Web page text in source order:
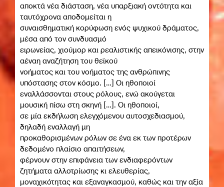
αποκτά νέα διάσταση, νέα υπαρξιακή οντότητα και
ταυτόχρονα αποδομείται η
συναισθηματική κορύφωση ενός ψυχικού δράματος,
μέσα από τον συνδυασμό
ειρωνείας, χιούμορ και ρεαλιστικής απεικόνισης, στην
αέναη αναζήτηση του θεϊκού
νοήματος και του νοήματος της ανθρώπινης
υπόστασης στον κόσμο. […] Οι ηθοποιοί
εναλλάσσονται στους ρόλους, ενώ ακούγεται
μουσική πίσω στη σκηνή […]. Οι ηθοποιοί,
σε μία εκδήλωση ελεγχόμενου αυτοσχεδιασμού,
δηλαδή εναλλαγή μη
προκαθορισμένων ρόλων σε ένα εκ των προτέρων
δεδομένο πλαίσιο απαιτήσεων,
φέρνουν στην επιφάνεια των ενδιαφερόντων
ζητήματα αλλοτρίωσης κι ελευθερίας,
μοναχικότητας και εξαναγκασμού, καθώς και την αξία